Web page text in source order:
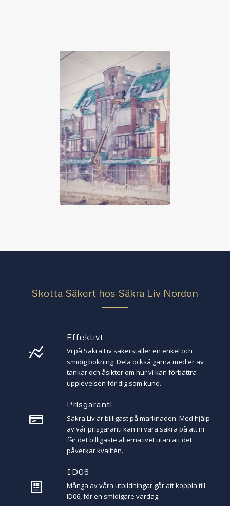
Skotta Säkert hos Säkra Liv Norden
Effektivt
Vi på Säkra Liv säkerställer en enkel och
smidig bokning. Dela också gärna med er av
tankar och åsikter om hur vi kan förbättra
upplevelsen för dig som kund.
Prisgaranti
Säkra Liv är billigast på marknaden. Med hjälp
av vår prisgaranti kan ni vara säkra på att ni
får det billigaste alternativet utan att det
påverkar kvalitén.
ID06
Många av våra utbildningar går att koppla till
ID06, för en smidigare vardag.